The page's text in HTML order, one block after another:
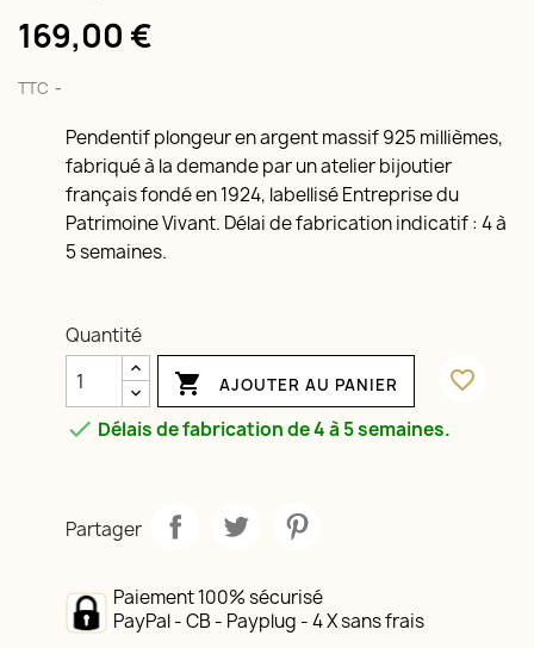
169,00 €
TTC
Pendentif plongeur en argent massif 925 millièmes,
fabriqué à la demande par un atelier bijoutier
français fondé en 1924, labellisé Entreprise du
Patrimoine Vivant. Délai de fabrication indicatif : 4 à
5 semaines.
Quantité
 AJOUTER AU PANIER
favorite_border
 Délais de fabrication de 4 à 5 semaines.
Partager
Paiement 100% sécurisé
PayPal - CB - Payplug - 4 X sans frais